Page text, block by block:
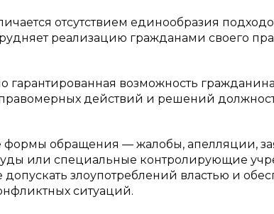
отсутствием единообразия
реализацию гражданами своего
возможность гражданина
действий и решений
формы обращения — жалобы, апелляции,
или специальные контролирующие
злоупотреблений властью и
ситуаций.